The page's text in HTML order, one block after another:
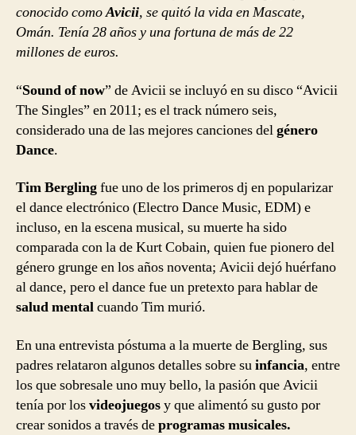
conocido comoAvicii, se quitó la vida en Mascate,
Omán. Tenía 28 años y una fortuna de más de 22
millones de euros.
“Sound of now” de Avicii se incluyó en su disco “Avicii
The Singles” en 2011; es el track número seis,
considerado una de las mejores canciones delgénero
Dance.
Tim Berglingfue uno de los primeros dj en popularizar
el dance electrónico (Electro Dance Music, EDM) e
incluso, en la escena musical, su muerte ha sido
comparada con la de Kurt Cobain, quien fue pionero del
género grunge en los años noventa; Avicii dejó huérfano
al dance, pero el dance fue un pretexto para hablar de
salud mentalcuando Tim murió.
En una entrevista póstuma a la muerte de Bergling, sus
padres relataron algunos detalles sobre suinfancia, entre
los que sobresale uno muy bello, la pasión que Avicii
tenía por losvideojuegosy que alimentó su gusto por
crear sonidos a través deprogramas musicales.